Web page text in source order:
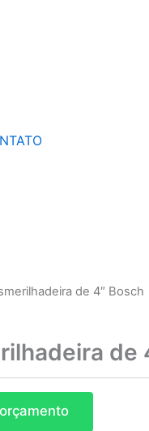
de 4″ Bosch
de